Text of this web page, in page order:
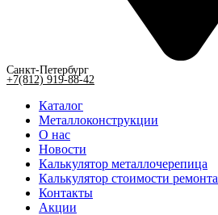
Санкт-Петербург
+7(812) 919-88-42
Каталог
Металлоконструкции
О нас
Новости
Калькулятор металлочерепица
Калькулятор стоимости ремонта
Контакты
Акции